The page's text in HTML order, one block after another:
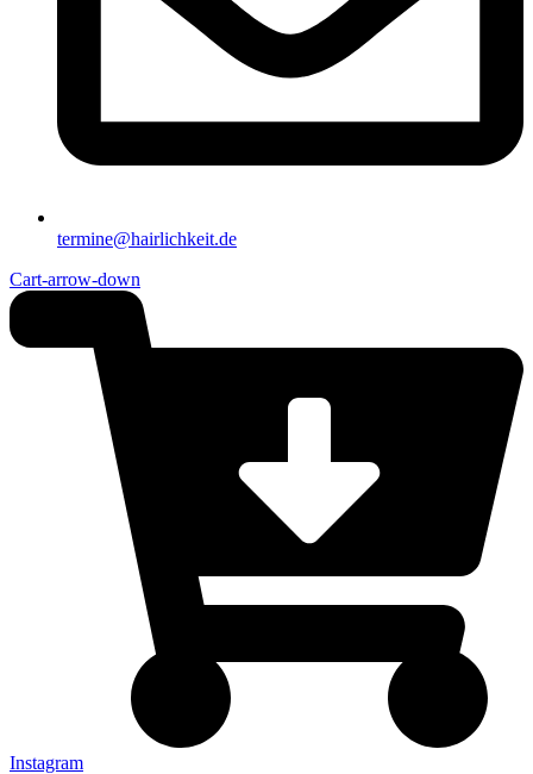
termine@hairlichkeit.de
Cart-arrow-down
Instagram